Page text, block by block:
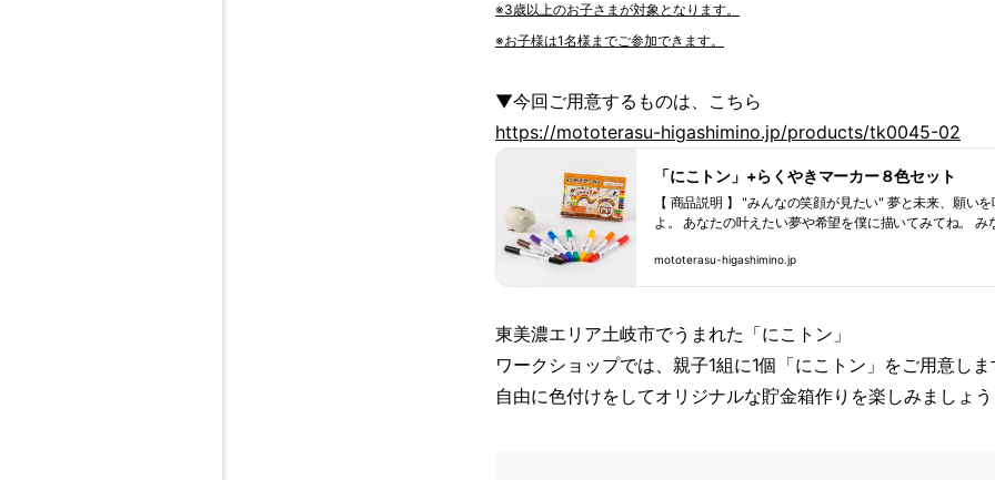
※3歳以上のお子さまが対象となります。
※お子様は1名様までご参加できます。
▼今回ご用意するものは、こちら
https://mototerasu-higashimino.jp/products/tk0045-02
「にこトン」+らくやきマーカー８色セット
【 商品説明 】 "みんなの笑顔が見たい" 夢と未来、願い
よ。 あなたの叶えたい夢や希望を僕に描いてみてね。
mototerasu-higashimino.jp
東美濃エリア土岐市でうまれた「にこトン」
ワークショップでは、親子1組に1個「にこトン」をご用意しま
自由に色付けをしてオリジナルな貯金箱作りを楽しみましょ